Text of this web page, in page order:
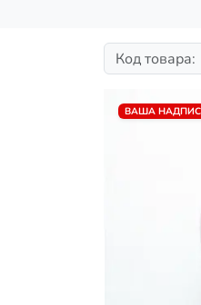
Код товара:
ВАША